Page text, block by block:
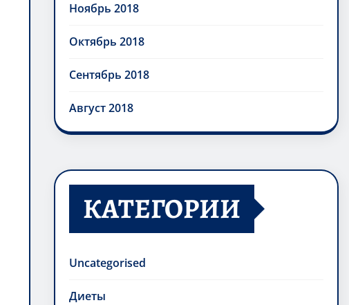
Ноябрь 2018
Октябрь 2018
Сентябрь 2018
Август 2018
КАТЕГОРИИ
Uncategorised
Диеты